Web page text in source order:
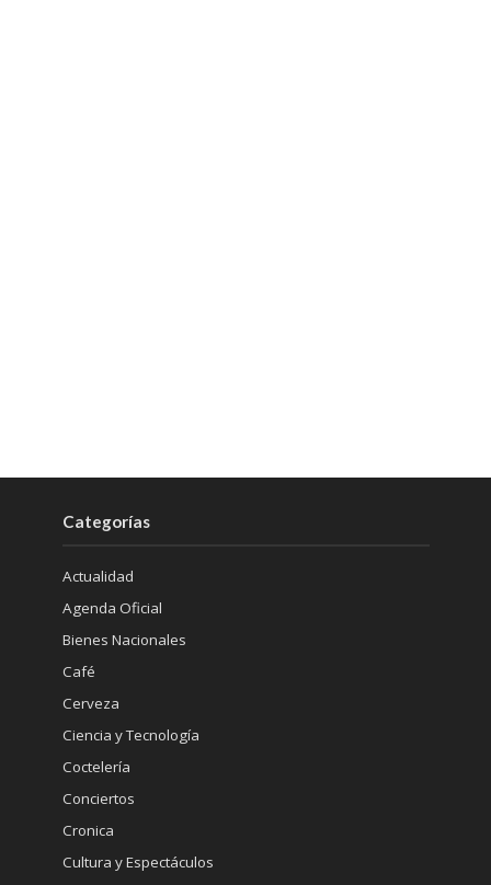
Categorías
Actualidad
Agenda Oficial
Bienes Nacionales
Café
Cerveza
Ciencia y Tecnología
Coctelería
Conciertos
Cronica
Cultura y Espectáculos